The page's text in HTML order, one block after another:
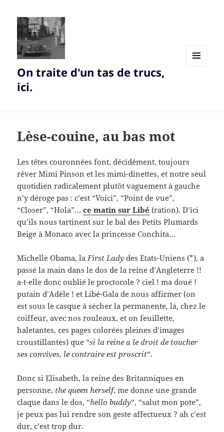
On traite d'un tas de trucs,
ici.
Lèse-couine, au bas mot
Les têtes couronnées font, décidément, toujours
rêver Mimi Pinson et les mimi-dinettes, et notre seul
quotidien radicalement plutôt vaguement à gauche
n’y déroge pas : c’est “Voici”, “Point de vue”,
“Closer”, “Hola”…ce matin sur Libé (ration). D’ici
qu’ils nous tartinent sur le bal des Petits Plumards
Beige à Monaco avec la princesse Conchita…
Michelle Obama, laFirst Lady des Etats-Uniens (*), a
passé la main dans le dos de la reine d’Angleterre !!
a-t-elle donc oublié le proctocole ? ciel ! ma doué !
putain d’Adèle ! et Libé-Gala de nous affirmer (on
est sous le casque à sécher la permanente, là, chez le
coiffeur, avec nos rouleaux, et on feuillette,
haletantes, ces pages colorées pleines d’images
croustillantes) que “si la reine a le droit de toucher
ses convives, le contraire est proscrit“.
Donc si Elisabeth, la reine des Britanniques en
personne, the queen herself, me donne une grande
claque dans le dos, “hello buddy“, “salut mon pote”,
je peux pas lui rendre son geste affectueux ? ah c’est
dur, c’est trop dur.